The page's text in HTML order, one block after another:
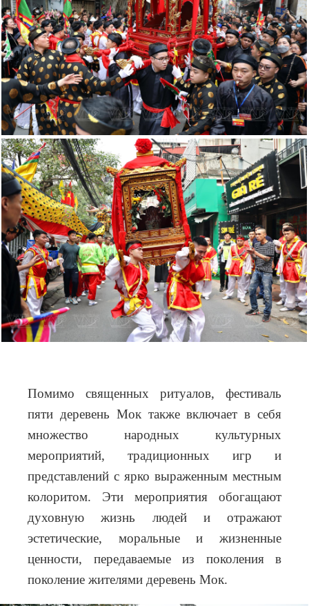
Помимо священных ритуалов, фестиваль
пяти деревень Мок также включает в себя
множество народных культурных
мероприятий, традиционных игр и
представлений с ярко выраженным местным
колоритом. Эти мероприятия обогащают
духовную жизнь людей и отражают
эстетические, моральные и жизненные
ценности, передаваемые из поколения в
поколение жителями деревень Мок.